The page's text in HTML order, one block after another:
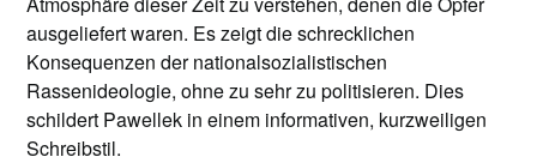
ausgeliefert waren. Es zeigt die schrecklichen
Konsequenzen der nationalsozialistischen
Rassenideologie, ohne zu sehr zu politisieren. Dies
schildert Pawellek in einem informativen, kurzweiligen
Schreibstil.